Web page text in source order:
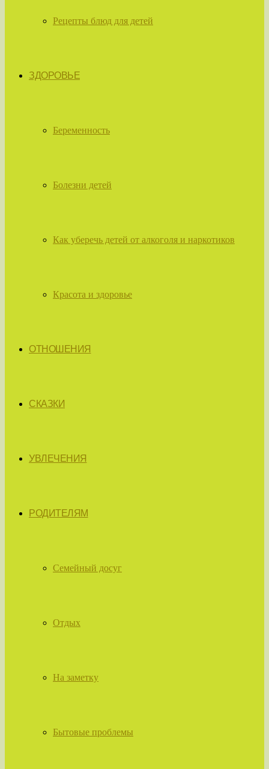
Рецепты блюд для детей
ЗДОРОВЬЕ
Беременность
Болезни детей
Как уберечь детей от алкоголя и наркотиков
Красота и здоровье
ОТНОШЕНИЯ
СКАЗКИ
УВЛЕЧЕНИЯ
РОДИТЕЛЯМ
Семейный досуг
Отдых
На заметку
Бытовые проблемы